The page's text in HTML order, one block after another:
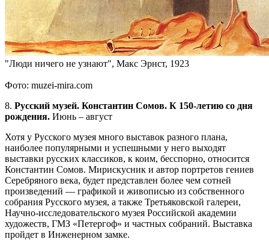
"Люди ничего не узнают", Макс Эрнст, 1923
Фото: muzei-mira.com
8. Русский музей. Константин Сомов. К 150-летию со дня
рождения. Июнь – август
Хотя у Русского музея много выставок разного плана,
наиболее популярными и успешными у него выходят
выставки русских классиков, к коим, бесспорно, относится
Константин Сомов. Мирискусник и автор портретов гениев
Серебряного века, будет представлен более чем сотней
произведений — графикой и живописью из собственного
собрания Русского музея, а также Третьяковской галереи,
Научно-исследовательского музея Российской академии
художеств, ГМЗ «Петергоф» и частных собраний. Выставка
пройдет в Инженерном замке.